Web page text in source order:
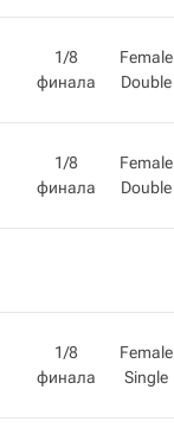
1/8
финала
Female
Double
1/8
финала
Female
Double
1/8
финала
Female
Single